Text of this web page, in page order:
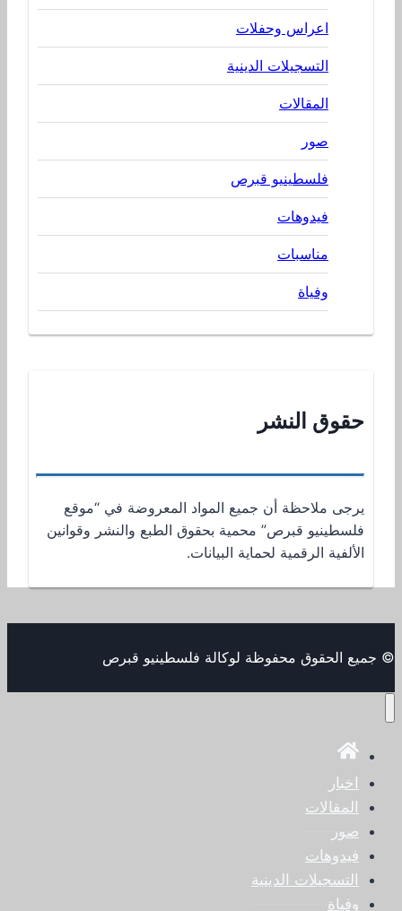
اعراس وحفلات
التسجيلات الدينية
المقالات
صور
فلسطينيو قبرص
فيدوهات
مناسبات
وفياة
حقوق النشر
يرجى ملاحظة أن جميع المواد المعروضة في “موقع
فلسطينيو قبرص” محمية بحقوق الطبع والنشر وقوانين
الألفية الرقمية لحماية البيانات.
© جميع الحقوق محفوظة لوكالة فلسطينيو قبرص
اخبار
المقالات
صور
فيدوهات
التسجيلات الدينية
وفياة